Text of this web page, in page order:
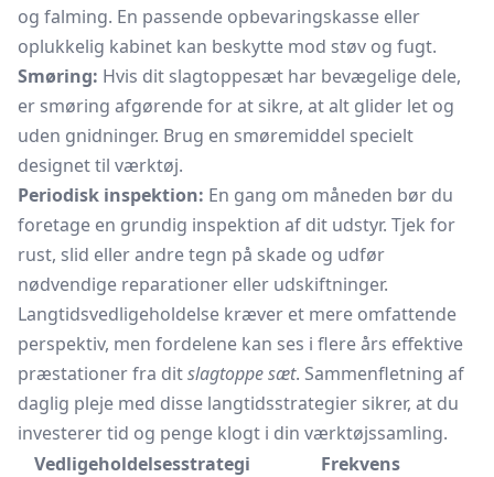
og falming. En passende opbevaringskasse eller
oplukkelig kabinet kan beskytte mod støv og fugt.
Smøring: Hvis dit slagtoppesæt har bevægelige dele,
er smøring afgørende for at sikre, at alt glider let og
uden gnidninger. Brug en smøremiddel specielt
designet til værktøj.
Periodisk inspektion: En gang om måneden bør du
foretage en grundig inspektion af dit udstyr. Tjek for
rust, slid eller andre tegn på skade og udfør
nødvendige reparationer eller udskiftninger.
Langtidsvedligeholdelse kræver et mere omfattende
perspektiv, men fordelene kan ses i flere års effektive
præstationer fra ditslagtoppe sæt. Sammenfletning af
daglig pleje med disse langtidsstrategier sikrer, at du
investerer tid og penge klogt i din værktøjssamling.
Vedligeholdelsesstrategi
Frekvens